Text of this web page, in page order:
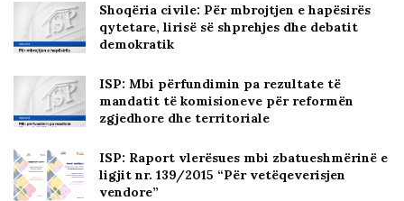
Shoqëria civile: Për mbrojtjen e hapësirës
qytetare, lirisë së shprehjes dhe debatit
demokratik
ISP: Mbi përfundimin pa rezultate të
mandatit të komisioneve për reformën
zgjedhore dhe territoriale
ISP: Raport vlerësues mbi zbatueshmërinë e
ligjit nr. 139/2015 “Për vetëqeverisjen
vendore”